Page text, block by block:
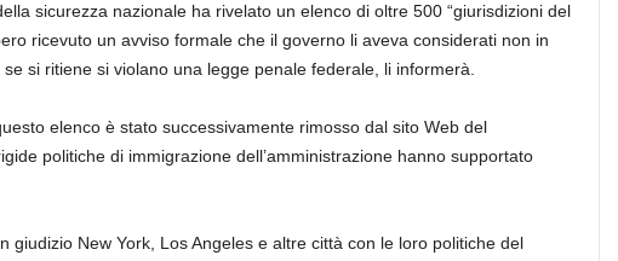
sicurezza nazionale ha rivelato un elenco di oltre 500 “giurisdizioni del
ricevuto un avviso formale che il governo li aveva considerati non in
si ritiene si violano una legge penale federale, li informerà.
elenco è stato successivamente rimosso dal sito Web del
politiche di immigrazione dell’amministrazione hanno supportato
giudizio New York, Los Angeles e altre città con le loro politiche del